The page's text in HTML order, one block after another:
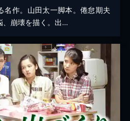
名作。山田太一脚本。倦怠期夫
崩壊を描く。出...